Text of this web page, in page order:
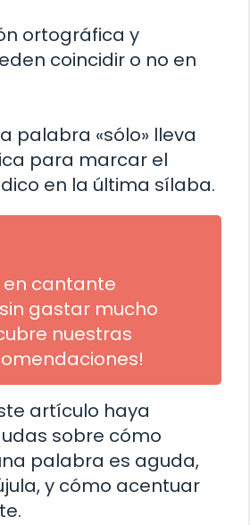
ortográfica y
coincidir o no en
palabra «sólo» lleva
para marcar el
en la última sílaba.
cantante
gastar mucho
nuestras
artículo haya
sobre cómo
palabra es aguda,
y cómo acentuar